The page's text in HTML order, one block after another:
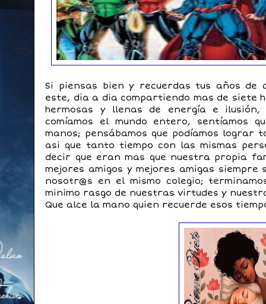
Si piensas bien y recuerdas tus años de
este, dia a dia compartiendo mas de siete
hermosas y llenas de energía e
comíamos el mundo entero, sentíamos
manos; pensábamos que podíamos lograr
asi que tanto tiempo con las mismas
decir que eran mas que nuestra propia
mejores amigos y mejores amigas siempre
nosotr@s en el mismo colegio;
minimo rasgo de nuestras virtudes y
Que alce la mano quien recuerde esos